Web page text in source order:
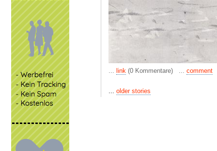
... link (0 Kommentare) ... comment
... older stories